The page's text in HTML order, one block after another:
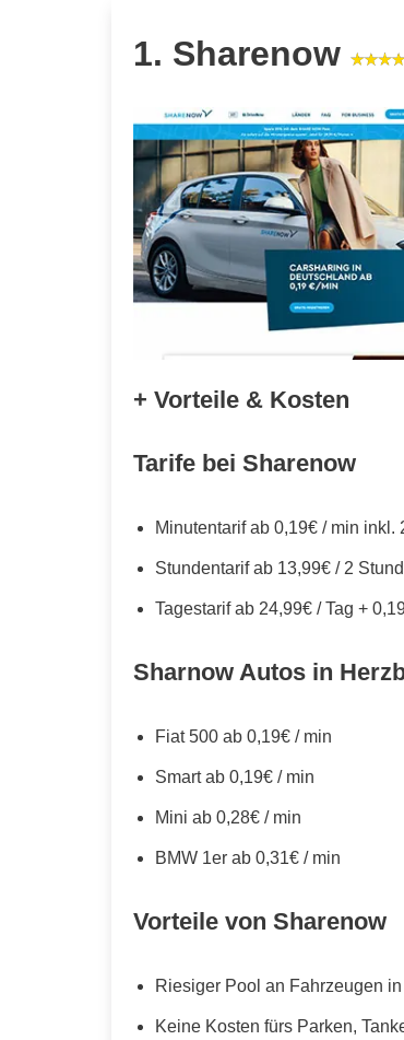
1. Sharenow
+ Vorteile & Kosten
Tarife bei Sharenow
Minutentarif ab 0,19€ / min inkl.
Stundentarif ab 13,99€ / 2
Tagestarif ab 24,99€ / Tag +
Sharnow Autos in
Fiat 500 ab 0,19€ / min
Smart ab 0,19€ / min
Mini ab 0,28€ / min
BMW 1er ab 0,31€ / min
Vorteile von Sharenow
Riesiger Pool an Fahrzeugen
Keine Kosten fürs Parken,